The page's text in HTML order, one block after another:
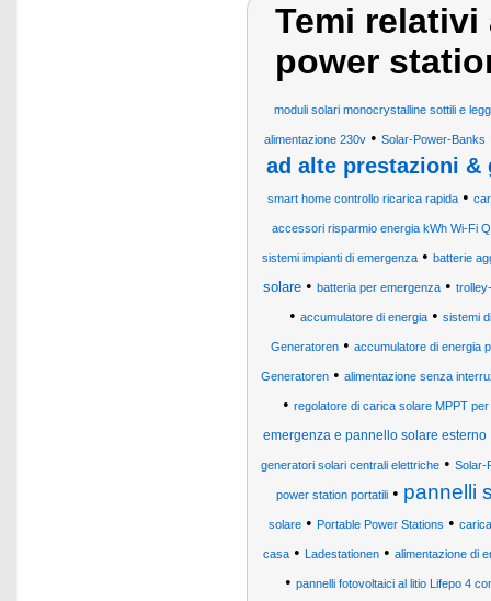
Temi
power
moduli solari monocrystalline sottili e
alimentazione 230v• Solar-Power-Banks
ad alte prestazioni
smart home controllo ricarica rapida •
accessori risparmio energia kWh Wi-Fi
sistemi impianti di emergenza • batterie
solare• batteria per emergenza•
• accumulatore di energia • sistemi
Generatoren• accumulatore di energia
Generatoren • alimentazione senza
• regolatore di carica solare MPPT
emergenza e pannello solare esterno
generatori solari centrali elettriche• Solar-
power station portatili• pannelli
solare• Portable Power Stations •
casa• Ladestationen• alimentazione di
• pannelli fotovoltaici al litio Lifepo 4